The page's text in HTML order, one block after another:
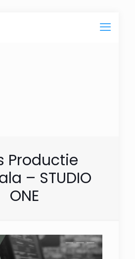
Productie
– STUDIO
ONE